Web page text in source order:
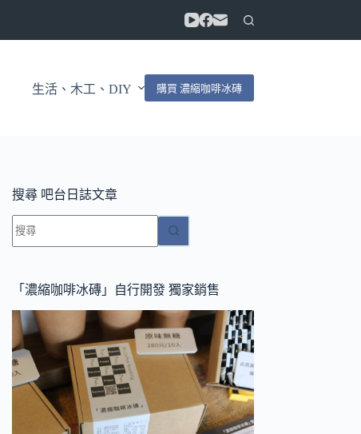
生活、木工、DIY 購買 濃縮咖啡冰磚
搜尋 吧台日誌文章
找
不
符
條
件
的
結
「濃縮咖啡冰磚」自行開發 獨家銷售